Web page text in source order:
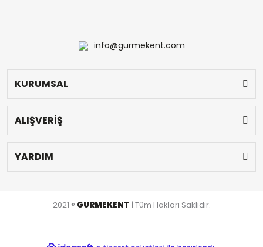
info@gurmekent.com
KURUMSAL
ALIŞVERİŞ
YARDIM
2021 ® GURMEKENT | Tüm Hakları Saklıdır.